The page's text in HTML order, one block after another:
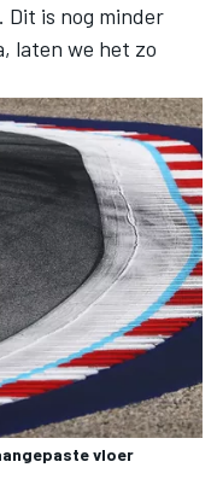
is nog minder
laten we het zo
vloer